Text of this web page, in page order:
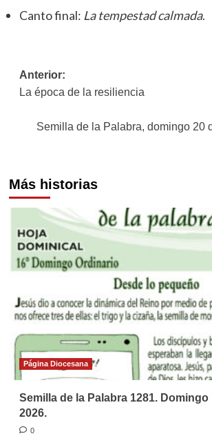
Canto final: La tempestad calmada.
Navegación
de
entradas
Anterior:
La época de la resiliencia
Semilla de la Palabra, domingo 20
Más historias
Página Diocesana
Semilla de la Palabra 1281.
2026.
0